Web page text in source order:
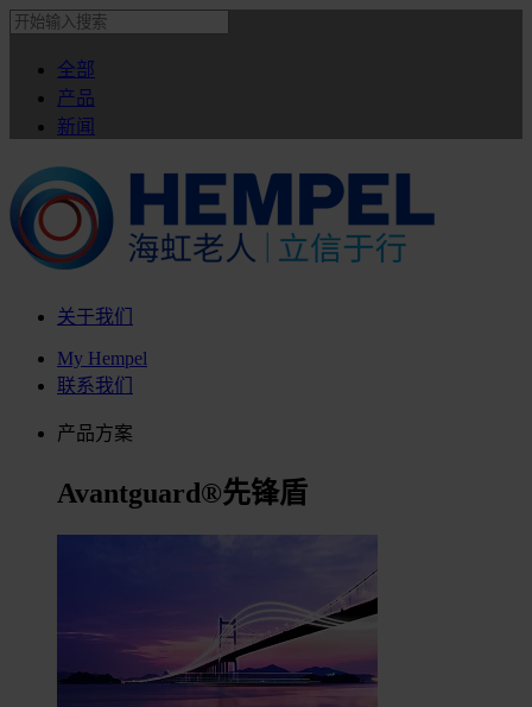
全部
产品
新闻
关于我们
My Hempel
联系我们
产品方案
Avantguard®先锋盾